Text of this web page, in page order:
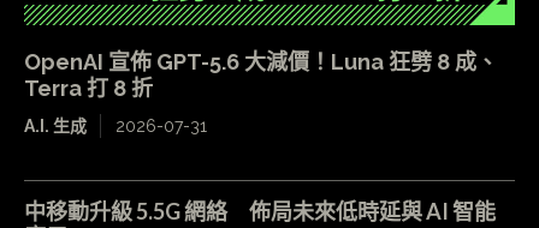
OpenAI 宣佈 GPT-5.6 大減價！Luna 狂劈 8 成、
Terra 打 8 折
A.I. 生成 2026-07-31
中移動升級 5.5G 網絡 佈局未來低時延與 AI 智能